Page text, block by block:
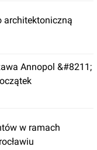
architektoniczną
Annopol &#8211;
w ramach